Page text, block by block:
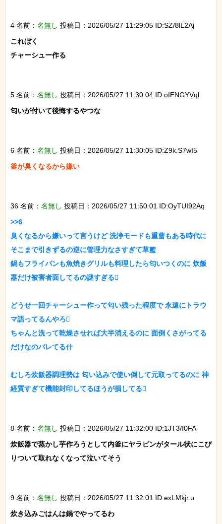
4 名前： 名無し 投稿日：2026/05/27 11:29:05 ID:SZ/8lL2Aj
これぼく
チャーシュー作る
5 名前： 名無し 投稿日：2026/05/27 11:30:04 ID:oIENGYVql
匂いが付いて後悔するやつな
6 名前： 名無し 投稿日：2026/05/27 11:30:05 ID:Z9k.S7wI5
釜が臭くなるから嫌い
36 名前： 名無し 投稿日：2026/05/27 11:50:01 ID:OyTUI92Aq
>>6
臭くなるから嫌いって言うけど 洗浄モードも重曹もある時代に
そこまで引きずるの逆に管理力なさすぎて草藍
鍋もフライパンも魚焼きグリルも料理したら匂いつくのに 炊飯
器だけ被害者面してるの謎すぎる
どうせ一回チャーシュー作って匂い残った程度で 永遠にトラウ
マ語ってるんやろ
ちゃんと洗って乾燥させれば大半消えるのに 面倒くさがってる
だけなのバレてる什
むしろ炊飯器調理勢は 匂い込みで使い倒して元取ってるのに 神
経質すぎて機能封印してるほうが損してる
8 名前： 名無し 投稿日：2026/05/27 11:32:00 ID:1JT3/I0FA
炊飯器で蒸かし芋作ろうとして内釜にヤラピンがタール状にこび
りついて取れなくなって泣いてそう
9 名前： 名無し 投稿日：2026/05/27 11:32:01 ID:exLMkjr.u
炊き込みごはんは鍋でやってるわ